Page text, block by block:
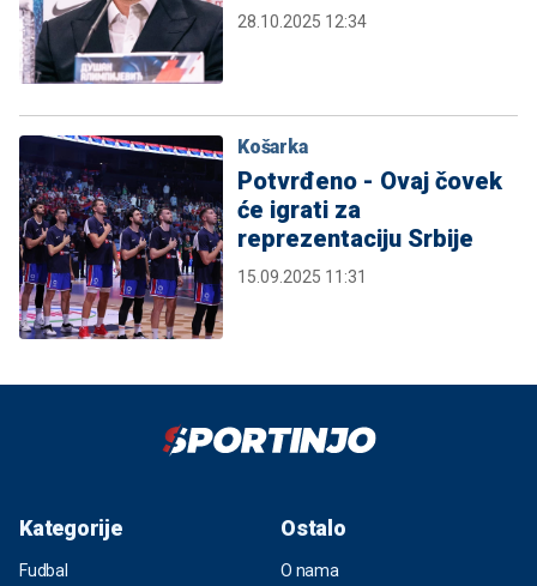
28.10.2025 12:34
Košarka
Potvrđeno - Ovaj čovek
će igrati za
reprezentaciju Srbije
15.09.2025 11:31
Kategorije
Fudbal
Ostalo
O nama